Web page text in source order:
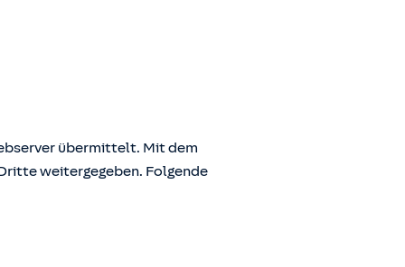
übermittelt. Mit dem
weitergegeben. Folgende